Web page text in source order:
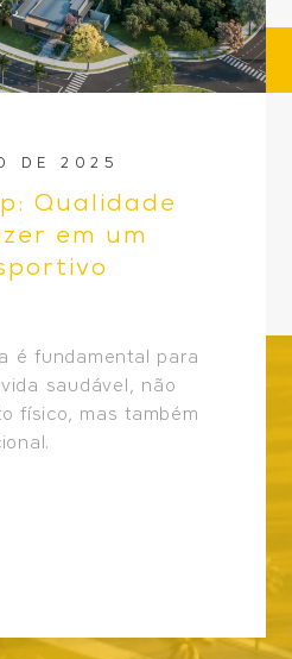
DE 2025
Qualidade
em um
é fundamental para
saudável, não
físico, mas também